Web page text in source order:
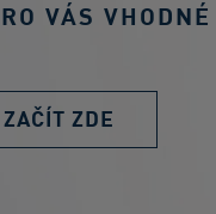
VÁS VHODNÉ
ZAČÍT ZDE